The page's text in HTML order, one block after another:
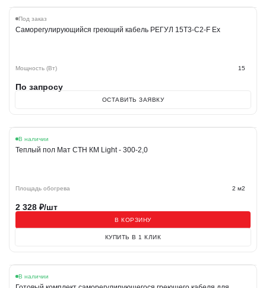
Под заказ
Саморегулирующийся греющий кабель РЕГУЛ 15Т3-С2-F Ex
Мощность (Вт) 15
По запросу
ОСТАВИТЬ ЗАЯВКУ
В наличии
Теплый пол Мат СТН КМ Light - 300-2,0
Площадь обогрева 2 м2
2 328 ₽/шт
В КОРЗИНУ
КУПИТЬ В 1 КЛИК
В наличии